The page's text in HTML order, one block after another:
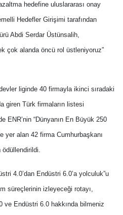
hedefine uluslararası onay
Hedefler Girişimi tarafından
Abdi Serdar Üstünsalih,
çok alanda öncü rol üstleniyoruz”
liginde 40 firmayla ikinci sıradaki
giren Türk firmaların listesi
ENR’nin “Dünyanın En Büyük 250
yer alan 42 firma Cumhurbaşkanı
ödüllendirildi.
4.0’dan Endüstri 6.0’a yolculuk”u
süreçlerinin izleyeceği rotayı,
ve Endüstri 6.0 hakkında bilmeniz